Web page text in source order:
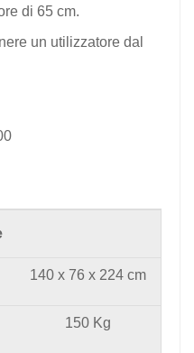
di 65 cm.
un utilizzatore dal
140 x 76 x 224 cm
150 Kg